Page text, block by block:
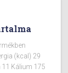
(kcal) 29
11 Kálium 175